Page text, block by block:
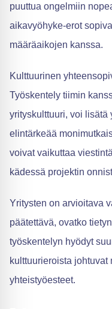
puuttua ongelmiin
aikavyöhyke-erot
määräaikojen kanssa.
Kulttuurinen
Työskentely tiimin
yrityskulttuuri, voi lisätä
elintärkeää
voivat vaikuttaa
kädessä projektin
Yritysten on arvioitava
päätettävä, ovatko
työskentelyn hyödyt
kulttuurieroista
yhteistyöesteet.